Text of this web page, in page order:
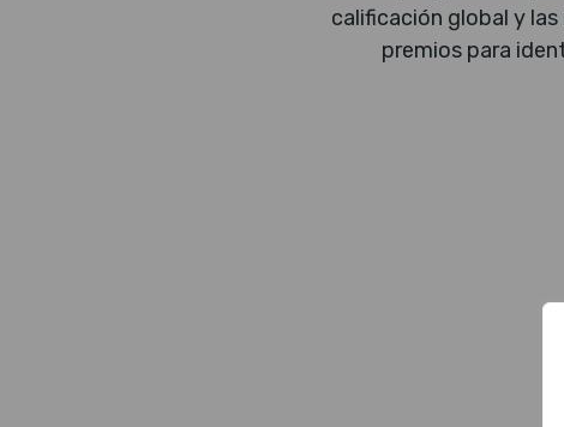
calificación global y
premios para